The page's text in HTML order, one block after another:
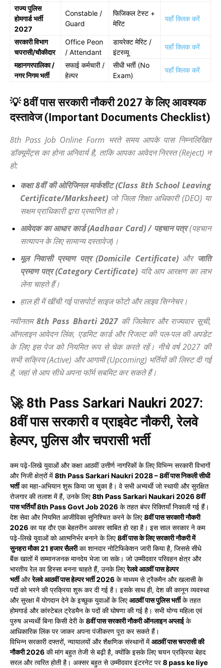
राज्य पुलिस
होमगार्ड भर्ती
2027
Constable /
Guard
फिजिकल टेस्ट +
मेरिट
यहाँ क्लिक करें
सरकारी विभाग
चपरासी/चौकीदार
Office Peon
/ Attendant
डायरेक्ट मेरिट /
इंटरव्यू
यहाँ क्लिक करें
महानगरपालिका /
नगर निगम भर्ती
सफाई कर्मचारी /
हेल्पर
सीधी भर्ती (No
Exam)
यहाँ क्लिक करें
💡 8वीं पास सरकारी नौकरी 2027 के लिए आवश्यक
दस्तावेज (Important Documents Checklist)
8th Pass Job Online Form भरते समय आपके पास निम्नलिखित
डॉक्यूमेंट्स का होना अनिवार्य है, ताकि आपका आवेदन निरस्त (Reject) न
हो:
कक्षा 8वीं की ओरिजिनल मार्कशीट (Class 8th School Leaving
Certificate/Marksheet) जो जिला शिक्षा अधिकारी (DEO) या
सक्षम प्राधिकारी द्वारा प्रमाणित हो।
आवेदक का आधार कार्ड (Aadhaar Card) / पहचान पत्र(पहचान
सत्यापन के लिए सामान्य दस्तावेज)।
मूल निवासी प्रमाण पत्र (Domicile Certificate)और जाति
प्रमाण पत्र (Category Certificate) यदि आप आरक्षण का लाभ
लेना चाहते हैं।
हाल ही में खींची गई पासपोर्ट साइज फोटो और लाइव सिग्नेचर।
नवीनतम8th Pass Bharti 2027की जिलेवार और राज्यवार सूची,
ऑनलाइन आवेदन लिंक, एडमिट कार्ड और रिजल्ट की पल-पल की अपडेट
के लिए इस पेज को नियमित रूप से चेक करते रहें। नीचे वर्ष 2027 की
सभी सक्रिय (Active) और आगामी (Upcoming) भर्तियों की लिस्ट दी गई
है, जहां से आप सीधे अपना फॉर्म सबमिट कर सकते हैं।
🚀 8th Pass Sarkari Naukri 2027:
8वीं पास सरकारी व प्राइवेट नौकरी, रेलवे
हेल्पर, पुलिस और चपरासी भर्ती
कम पढ़े-लिखे युवाओं और कक्षा आठवीं उत्तीर्ण नागरिकों के लिए विभिन्न सरकारी विभागों
और निजी क्षेत्रों में8th Pass Sarkari Naukri 2028 – 8वीं पास निकली सीधी
भर्तीका महा-अभियान शुरू किया जा चुका है। वे सभी अभ्यर्थी जो स्थायी और सुरक्षित
रोजगार की तलाश में हैं, उनके लिए8th Pass Sarkari Naukari 2026 8वीं
पास भर्तियाँ 8th Pass Govt Job 2026 के तहत बंपर रिक्तियाँ निकाली गई हैं।
देश सेवा और नियमित आजीविका सुनिश्चित करने के लिए8वीं पास सरकारी नौकरी
2026 का यह दौर एक बेहतरीन अवसर साबित हो रहा है। इस साल सरकार ने कम
पढ़े-लिखे युवाओं को आत्मनिर्भर बनाने के लिए8वीं पास के लिए सरकारी नौकरी में
सुनहरा मौका 21 हजार सैलरीका शानदार नोटिफिकेशन जारी किया है, जिससे सीधे
बैंक खातों में सम्मानजनक मानदेय भेजा जा सके। जो उम्मीदवार परिवहन क्षेत्र और
भारतीय रेल का हिस्सा बनना चाहते हैं, उनके लिएरेलवे आठवीं पास हेल्पर
भर्तीऔररेलवे आठवीं पास हेल्पर भर्ती 2026 के माध्यम से ट्रैकमैन और खलासी के
पदों को भरने की प्रक्रिया शुरू कर दी गई है। इसके साथ ही, देश की कानून व्यवस्था
और सुरक्षा में योगदान देने के इच्छुक युवाओं के लिएआठवीं पास पुलिस भर्तीके तहत
होमगार्ड और कांस्टेबल ट्रेडमैन के पदों की घोषणा की गई है। सभी योग्य महिला एवं
पुरुष अभ्यर्थी बिना किसी देरी के8वीं पास सरकारी नौकरी ऑनलाइन अप्लाईके
आधिकारिक लिंक पर जाकर अपना पंजीकरण पूरा कर सकते हैं।
विभिन्न सरकारी दफ्तरों, न्यायालयों और शैक्षणिक संस्थानों मेंआठवीं पास चपरासी की
नौकरी 2026 की मांग बहुत तेजी से बढ़ी है, क्योंकि इसके लिए चयन प्रक्रियाबेहद
सरल और त्वरित होती है। अक्सर बहुत से उम्मीदवार इंटरनेट पर8 pass ke liye